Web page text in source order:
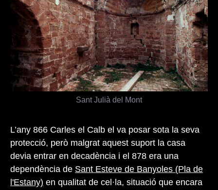
Sant Julià del Mont
L’any 866 Carles el Calb el va posar sota la seva
protecció, però malgrat aquest suport la casa
devia entrar en decadència i el 878 era una
dependència de Sant Esteve de Banyoles (Pla de
l'Estany) en qualitat de cel·la, situació que encara